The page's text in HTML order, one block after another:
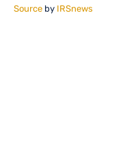
Source by IRSnews